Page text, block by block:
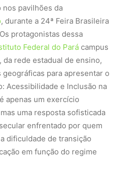
pavilhões da
, durante a 24ª Feira Brasileira
protagonistas dessa
Federal do Pará campus
da rede estadual de ensino,
para apresentar o
Acessibilidade e Inclusão na
apenas um exercício
uma resposta sofisticada
enfrentado por quem
dificuldade de transição
em função do regime